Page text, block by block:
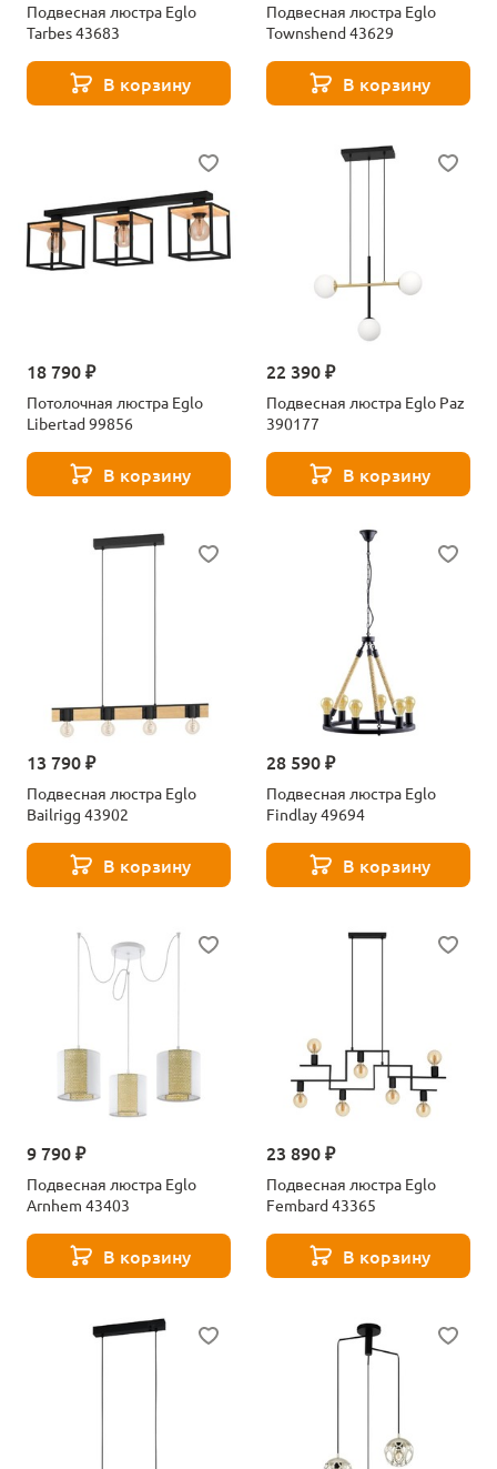
Подвесная люстра Eglo
Tarbes 43683
В корзину
Подвесная люстра Eglo
Townshend 43629
В корзину
18 790 ₽
Потолочная люстра Eglo
Libertad 99856
В корзину
22 390 ₽
Подвесная люстра Eglo Paz
390177
В корзину
13 790 ₽
Подвесная люстра Eglo
Bailrigg 43902
В корзину
28 590 ₽
Подвесная люстра Eglo
Findlay 49694
В корзину
9 790 ₽
Подвесная люстра Eglo
Arnhem 43403
В корзину
23 890 ₽
Подвесная люстра Eglo
Fembard 43365
В корзину